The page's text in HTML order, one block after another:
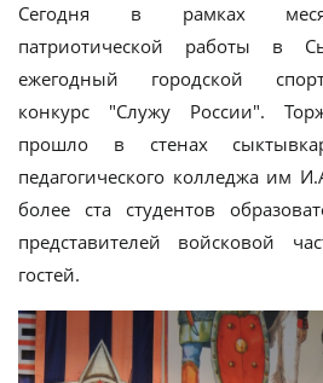
Сегодня в рамках
патриотической работы в
ежегодный городской
конкурс "Служу России".
прошло в стенах
педагогического колледжа им
более ста студентов
представителей войсковой
гостей.